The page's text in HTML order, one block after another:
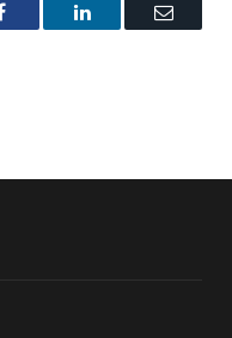
Facebook LinkedIn Email